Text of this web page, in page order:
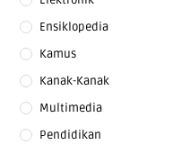
Ensiklopedia
Kamus
Kanak-Kanak
Multimedia
Pendidikan